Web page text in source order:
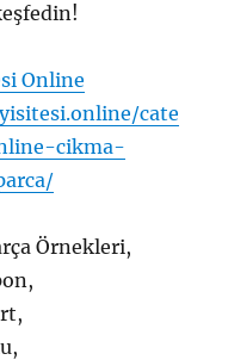
Online
cate
cikma-
Örnekleri,